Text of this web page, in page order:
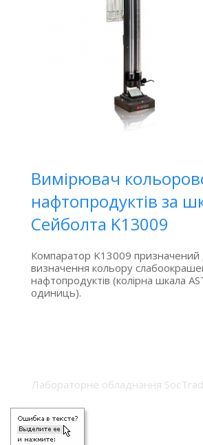
Вимірювач
нафтопродуктів за
Сейболта K13009
Компаратор K13009 призначений
визначення кольору
нафтопродуктів (колірна шкала
одиниць).
Лабораторне обладнання